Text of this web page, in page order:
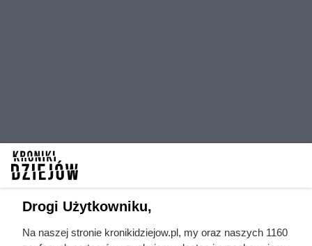
Dalsze losy Mikołaja
Drogi Użytkowniku,
Na naszej stronie kronikidziejow.pl, my oraz naszych 1160